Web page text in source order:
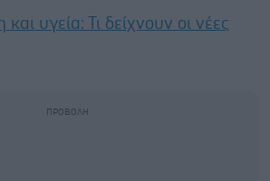
υγεία: Τι δείχνουν οι νέες